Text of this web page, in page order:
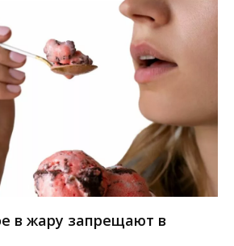
в жару запрещают в